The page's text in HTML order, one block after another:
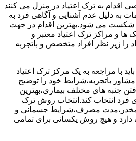
به ترک اعتیاد در منزل می کنند
به دلیل عدم آشنایی و آگاهی فرد به
شکست می شود.بهترین اقدام در جهت
ها و مراکز ترک اعتیاد معتبر و
را زیر نظر افراد متخصص و باتجربه
با مراجعه به یک مرکز ترک اعتیاد
باتجربه،شرایط خود را توضیح
جنبه های مختلف بیماری،بهترین
فرد انتخاب کند.انتخاب روش ترک
مخدر،مدت مصرف،شرایط جسمانی و
و هیچ روش یکسانی برای تمامی